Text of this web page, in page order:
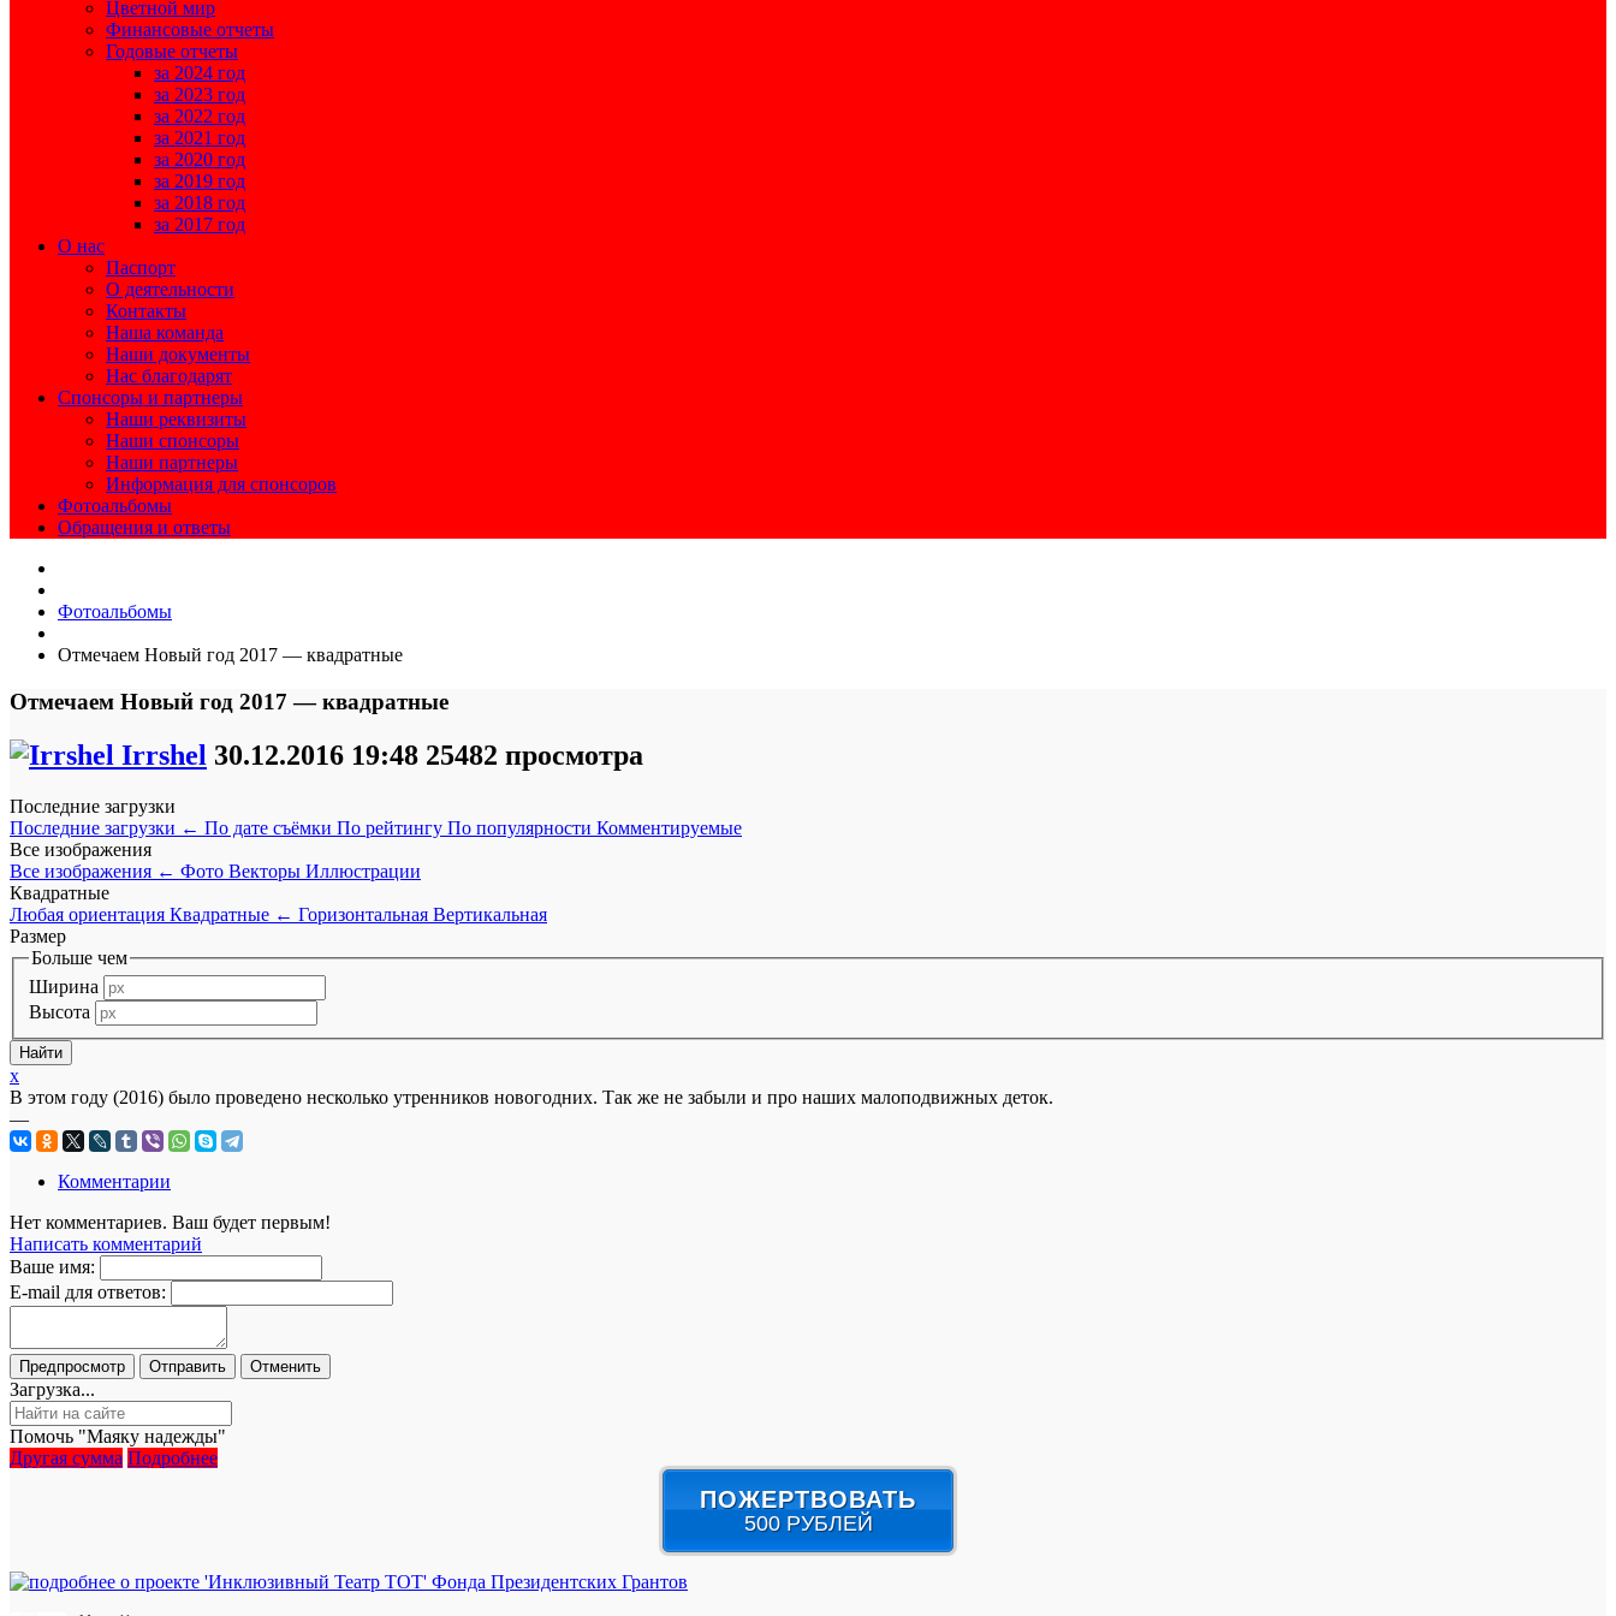
Цветной мир
Финансовые отчеты
Годовые отчеты
за 2024 год
за 2023 год
за 2022 год
за 2021 год
за 2020 год
за 2019 год
за 2018 год
за 2017 год
О нас
Паспорт
О деятельности
Контакты
Наша команда
Наши документы
Нас благодарят
Спонсоры и партнеры
Наши реквизиты
Наши спонсоры
Наши партнеры
Информация для спонсоров
Фотоальбомы
Обращения и ответы
Фотоальбомы
Отмечаем Новый год 2017 — квадратные
Отмечаем Новый год 2017 — квадратные
Irrshel 30.12.2016 19:48 25482 просмотра
Последние загрузки
Последние загрузки ← По дате съёмки По рейтингу По популярности Комментируемые
Все изображения
Все изображения ← Фото Векторы Иллюстрации
Квадратные
Любая ориентация Квадратные ← Горизонтальная Вертикальная
Размер
Больше чем
Ширина
Высота
x
В этом году (2016) было проведено несколько утренников новогодних. Так же не забыли и про наших малоподвижных деток.
—
Комментарии
Нет комментариев. Ваш будет первым!
Написать комментарий
Ваше имя:
E-mail для ответов:
Загрузка...
Помочь "Маяку надежды"
Другая сумма Подробнее
ПОЖЕРТВОВАТЬ
500 РУБЛЕЙ